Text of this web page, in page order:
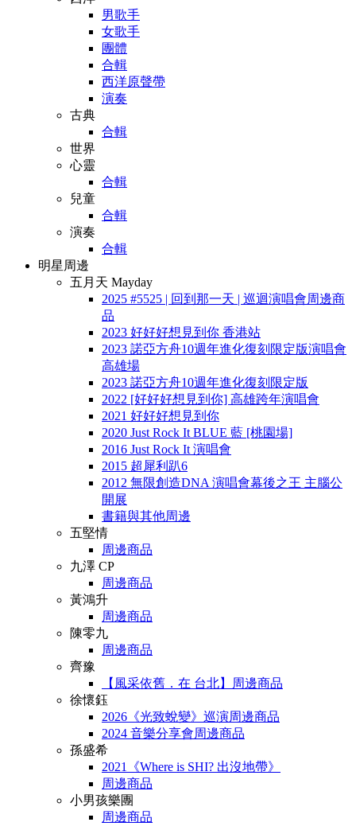
男歌手
女歌手
團體
合輯
西洋原聲帶
演奏
古典
合輯
世界
心靈
合輯
兒童
合輯
演奏
合輯
明星周邊
五月天 Mayday
2025 #5525 | 回到那一天 | 巡迴演唱會周邊商
品
2023 好好好想見到你 香港站
2023 諾亞方舟10週年進化復刻限定版演唱會
高雄場
2023 諾亞方舟10週年進化復刻限定版
2022 [好好好想見到你] 高雄跨年演唱會
2021 好好好想見到你
2020 Just Rock It BLUE 藍 [桃園場]
2016 Just Rock It 演唱會
2015 超犀利趴6
2012 無限創造DNA 演唱會幕後之王 主腦公
開展
書籍與其他周邊
五堅情
周邊商品
九澤 CP
周邊商品
黃鴻升
周邊商品
陳零九
周邊商品
齊豫
【風采依舊．在 台北】周邊商品
徐懷鈺
2026《光致蛻變》巡演周邊商品
2024 音樂分享會周邊商品
孫盛希
2021《Where is SHI? 出沒地帶》
周邊商品
小男孩樂團
周邊商品